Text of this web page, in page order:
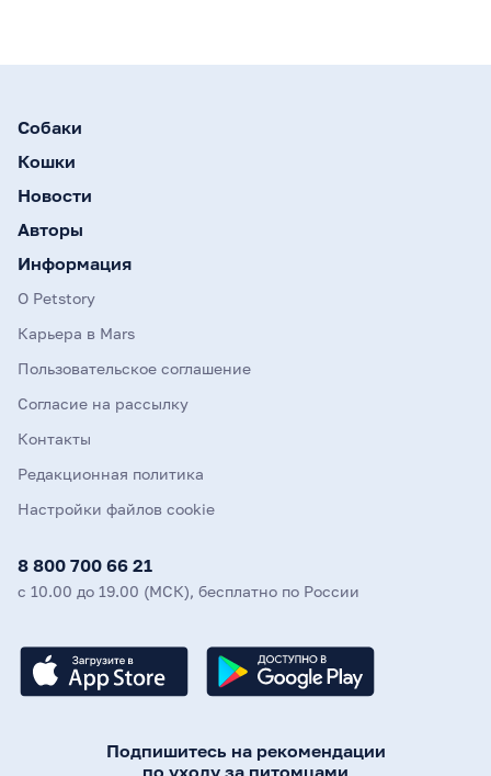
Собаки
Кошки
Новости
Авторы
Информация
О Petstory
Карьера в Mars
Пользовательское соглашение
Согласие на рассылку
Контакты
Редакционная политика
Настройки файлов cookie
8 800 700 66 21
с 10.00 до 19.00 (МСК), бесплатно по России
Подпишитесь на рекомендации
по уходу за питомцами